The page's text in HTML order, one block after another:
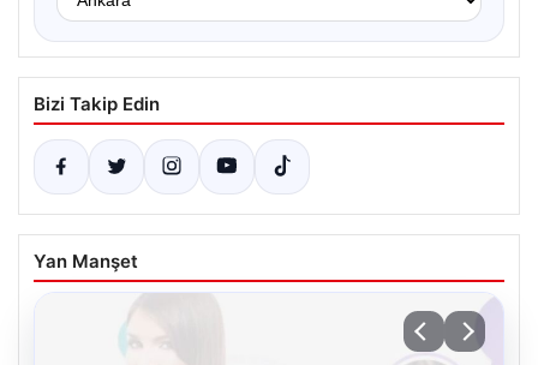
Bizi Takip Edin
Yan Manşet